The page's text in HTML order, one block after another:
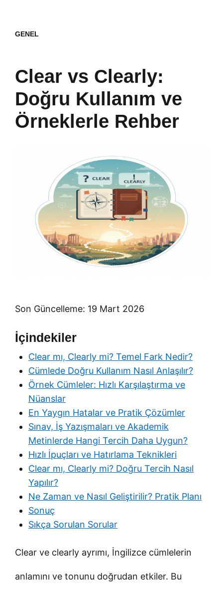
GENEL
Clear vs Clearly:
Doğru Kullanım ve
Örneklerle Rehber
Son Güncelleme: 19 Mart 2026
İçindekiler
Clear mı, Clearly mi? Temel Fark Nedir?
Cümlede Doğru Kullanım Nasıl Anlaşılır?
Örnek Cümleler: Hızlı Karşılaştırma ve
Nüanslar
En Yaygın Hatalar ve Pratik Çözümler
Sınav, İş Yazışmaları ve Akademik
Metinlerde Hangi Tercih Daha Uygun?
Hızlı İpuçları ve Hatırlama Teknikleri
Clear mı, Clearly mi? Doğru Tercih Nasıl
Yapılır?
Ne Zaman ve Nasıl Geliştirilir? Pratik Planı
Sonuç
Sıkça Sorulan Sorular
Clear ve clearly ayrımı, İngilizce cümlelerin
anlamını ve tonunu doğrudan etkiler. Bu